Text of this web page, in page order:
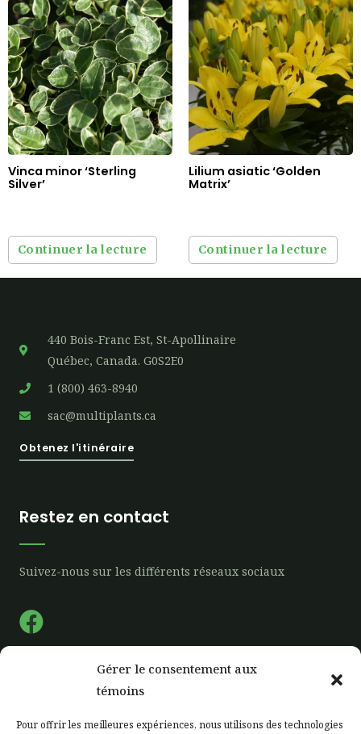
Gérer le consentement aux
témoins
Pour offrir les meilleures expériences, nous utilisons des technologies
Vinca minor ‘Sterling
Silver’
Continuer la lecture
Lilium asiatic ‘Golden
Matrix’
Continuer la lecture
440 Bois-Franc Est, St-Apollinaire
Québec, Canada. G0S2E0
1 (800) 463-8940
sac@multiplants.ca
Obtenez l'itinéraire
Restez en contact
Suivez-nous sur les différents réseaux sociaux
F
a
b
Liens rapide